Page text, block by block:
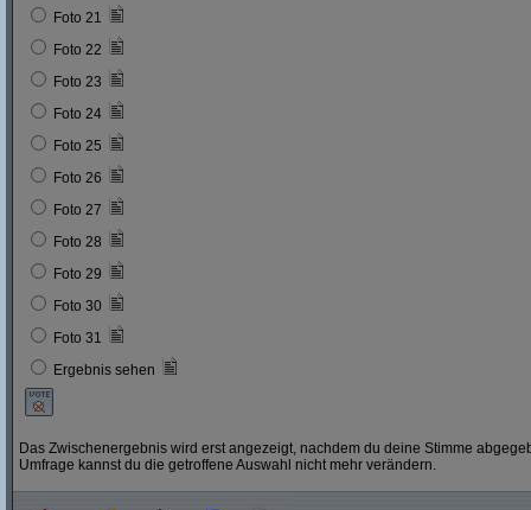
Foto 21
Foto 22
Foto 23
Foto 24
Foto 25
Foto 26
Foto 27
Foto 28
Foto 29
Foto 30
Foto 31
Ergebnis sehen
Das Zwischenergebnis wird erst angezeigt, nachdem du deine Stimme
Umfrage kannst du die getroffene Auswahl nicht mehr verändern.